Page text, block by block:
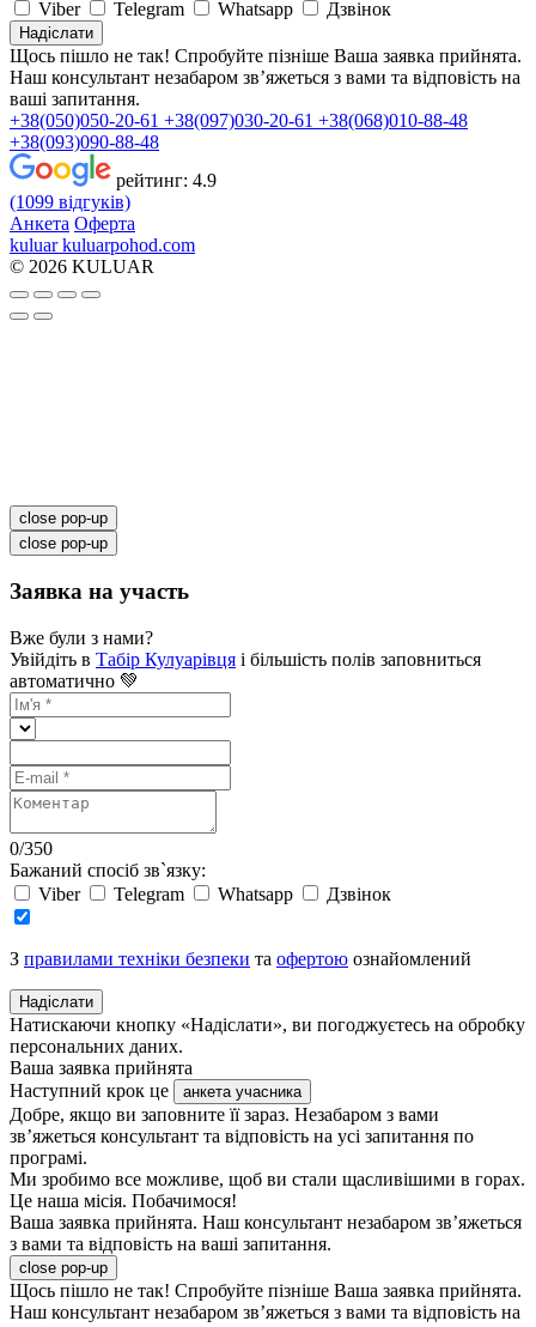
Viber Telegram Whatsapp Дзвінок
Надіслати
Щось пішло не так! Спробуйте пізніше Ваша заявка прийнята.
Наш консультант незабаром зв’яжеться з вами та відповість на
ваші запитання.
+38(050)050-20-61 +38(097)030-20-61 +38(068)010-88-48
+38(093)090-88-48
рейтинг: 4.9
(1099 відгуків)
Анкета Оферта
kuluar kuluarpohod.com
© 2026 KULUAR
close pop-up
close pop-up
Заявка на участь
Вже були з нами?
Увійдіть в Табір Кулуарівця і більшість полів заповниться
автоматично 💚
0/350
Бажаний спосіб зв`язку:
Viber
Telegram Whatsapp Дзвінок
З правилами техніки безпеки та офертою ознайомлений
Надіслати
Натискаючи кнопку «Надіслати», ви погоджуєтесь на обробку
персональних даних.
Ваша заявка прийнята
Наступний крок це
анкета учасника
Добре, якщо ви заповните її зараз. Незабаром з вами
зв’яжеться консультант та відповість на усі запитання по
програмі.
Ми зробимо все можливе, щоб ви стали щасливішими в горах.
Це наша місія. Побачимося!
Ваша заявка прийнята. Наш консультант незабаром зв’яжеться
з вами та відповість на ваші запитання.
close pop-up
Щось пішло не так! Спробуйте пізніше Ваша заявка прийнята.
Наш консультант незабаром зв’яжеться з вами та відповість на